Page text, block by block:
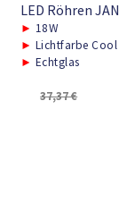
LED Röhren
► 18W
► Lichtfarbe Cool
► Echtglas
37,37€